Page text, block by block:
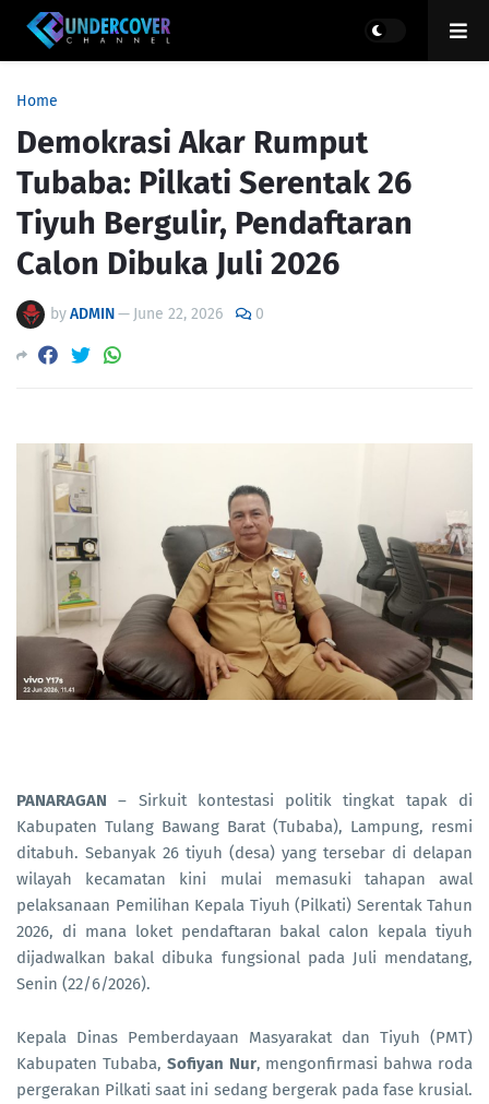
Home
Demokrasi Akar Rumput
Tubaba: Pilkati Serentak 26
Tiyuh Bergulir, Pendaftaran
Calon Dibuka Juli 2026
byADMIN— June 22, 2026 0
PANARAGAN – Sirkuit kontestasi politik tingkat tapak di
Kabupaten Tulang Bawang Barat (Tubaba), Lampung, resmi
ditabuh. Sebanyak 26 tiyuh (desa) yang tersebar di delapan
wilayah kecamatan kini mulai memasuki tahapan awal
pelaksanaan Pemilihan Kepala Tiyuh (Pilkati) Serentak Tahun
2026, di mana loket pendaftaran bakal calon kepala tiyuh
dijadwalkan bakal dibuka fungsional pada Juli mendatang,
Senin (22/6/2026).
Kepala Dinas Pemberdayaan Masyarakat dan Tiyuh (PMT)
Kabupaten Tubaba, Sofiyan Nur, mengonfirmasi bahwa roda
pergerakan Pilkati saat ini sedang bergerak pada fase krusial.